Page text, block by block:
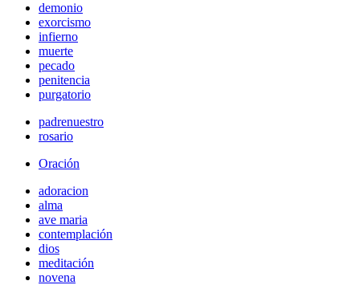
demonio
exorcismo
infierno
muerte
pecado
penitencia
purgatorio
padrenuestro
rosario
Oración
adoracion
alma
ave maria
contemplación
dios
meditación
novena